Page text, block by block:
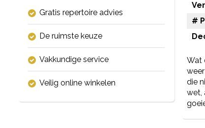
Gratis repertoire advies
De ruimste keuze
Vakkundige service
Veilig online winkelen
#
Wat
die
wet,